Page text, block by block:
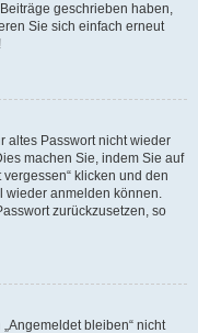
geschrieben haben,
Sie sich einfach erneut
altes Passwort nicht wieder
machen Sie, indem Sie auf
klicken und den
wieder anmelden können.
zurückzusetzen, so
bleiben“ nicht